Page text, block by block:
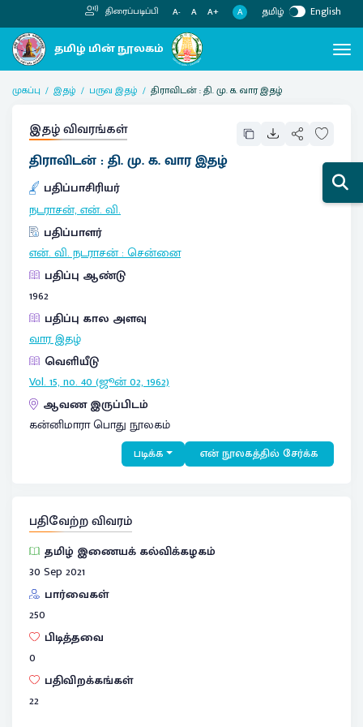
திரைப்படிப்பி A- A A+ A தமிழ் English
முகப்பு இதழ் பருவ இதழ் திராவிடன் : தி. மு. க. வார இதழ்
இதழ் விவரங்கள்
திராவிடன் : தி. மு. க. வார இதழ்
பதிப்பாசிரியர்
நடராசன், என். வி.
பதிப்பாளர்
என். வி. நடராசன்:சென்னை
பதிப்பு ஆண்டு
1962
பதிப்பு கால அளவு
வார இதழ்
வெளியீடு
Vol. 15, no. 40 (ஜூன் 02, 1962)
ஆவண இருப்பிடம்
கன்னிமாரா பொது நூலகம்
படிக்க என் நூலகத்தில் சேர்க்க
பதிவேற்ற விவரம்
தமிழ் இணையக் கல்விக்கழகம்
30 Sep 2021
பார்வைகள்
250
பிடித்தவை
0
பதிவிறக்கங்கள்
22